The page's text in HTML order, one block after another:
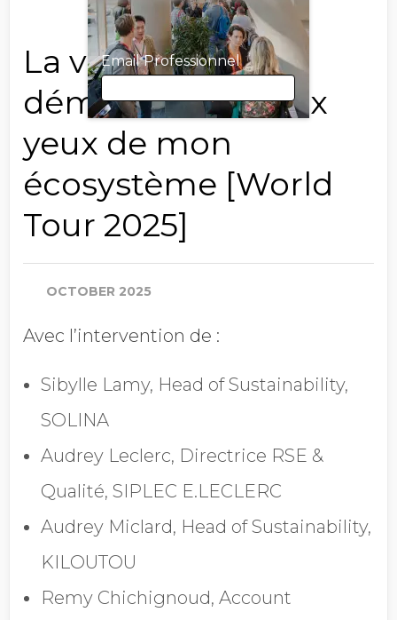
Email Professionnel
Email Professionnel
Prénom
Nom
Société
Chiffre d'affaires annuel
Industrie
Profession
La valeur de ma
démarche RSE aux
yeux de mon
écosystème [World
Tour 2025]
OCTOBER 2025
Avec l’intervention de :
Sibylle Lamy, Head of Sustainability,
SOLINA
Audrey Leclerc, Directrice RSE &
Qualité, SIPLEC E.LECLERC
Audrey Miclard, Head of Sustainability,
KILOUTOU
Remy Chichignoud, Account